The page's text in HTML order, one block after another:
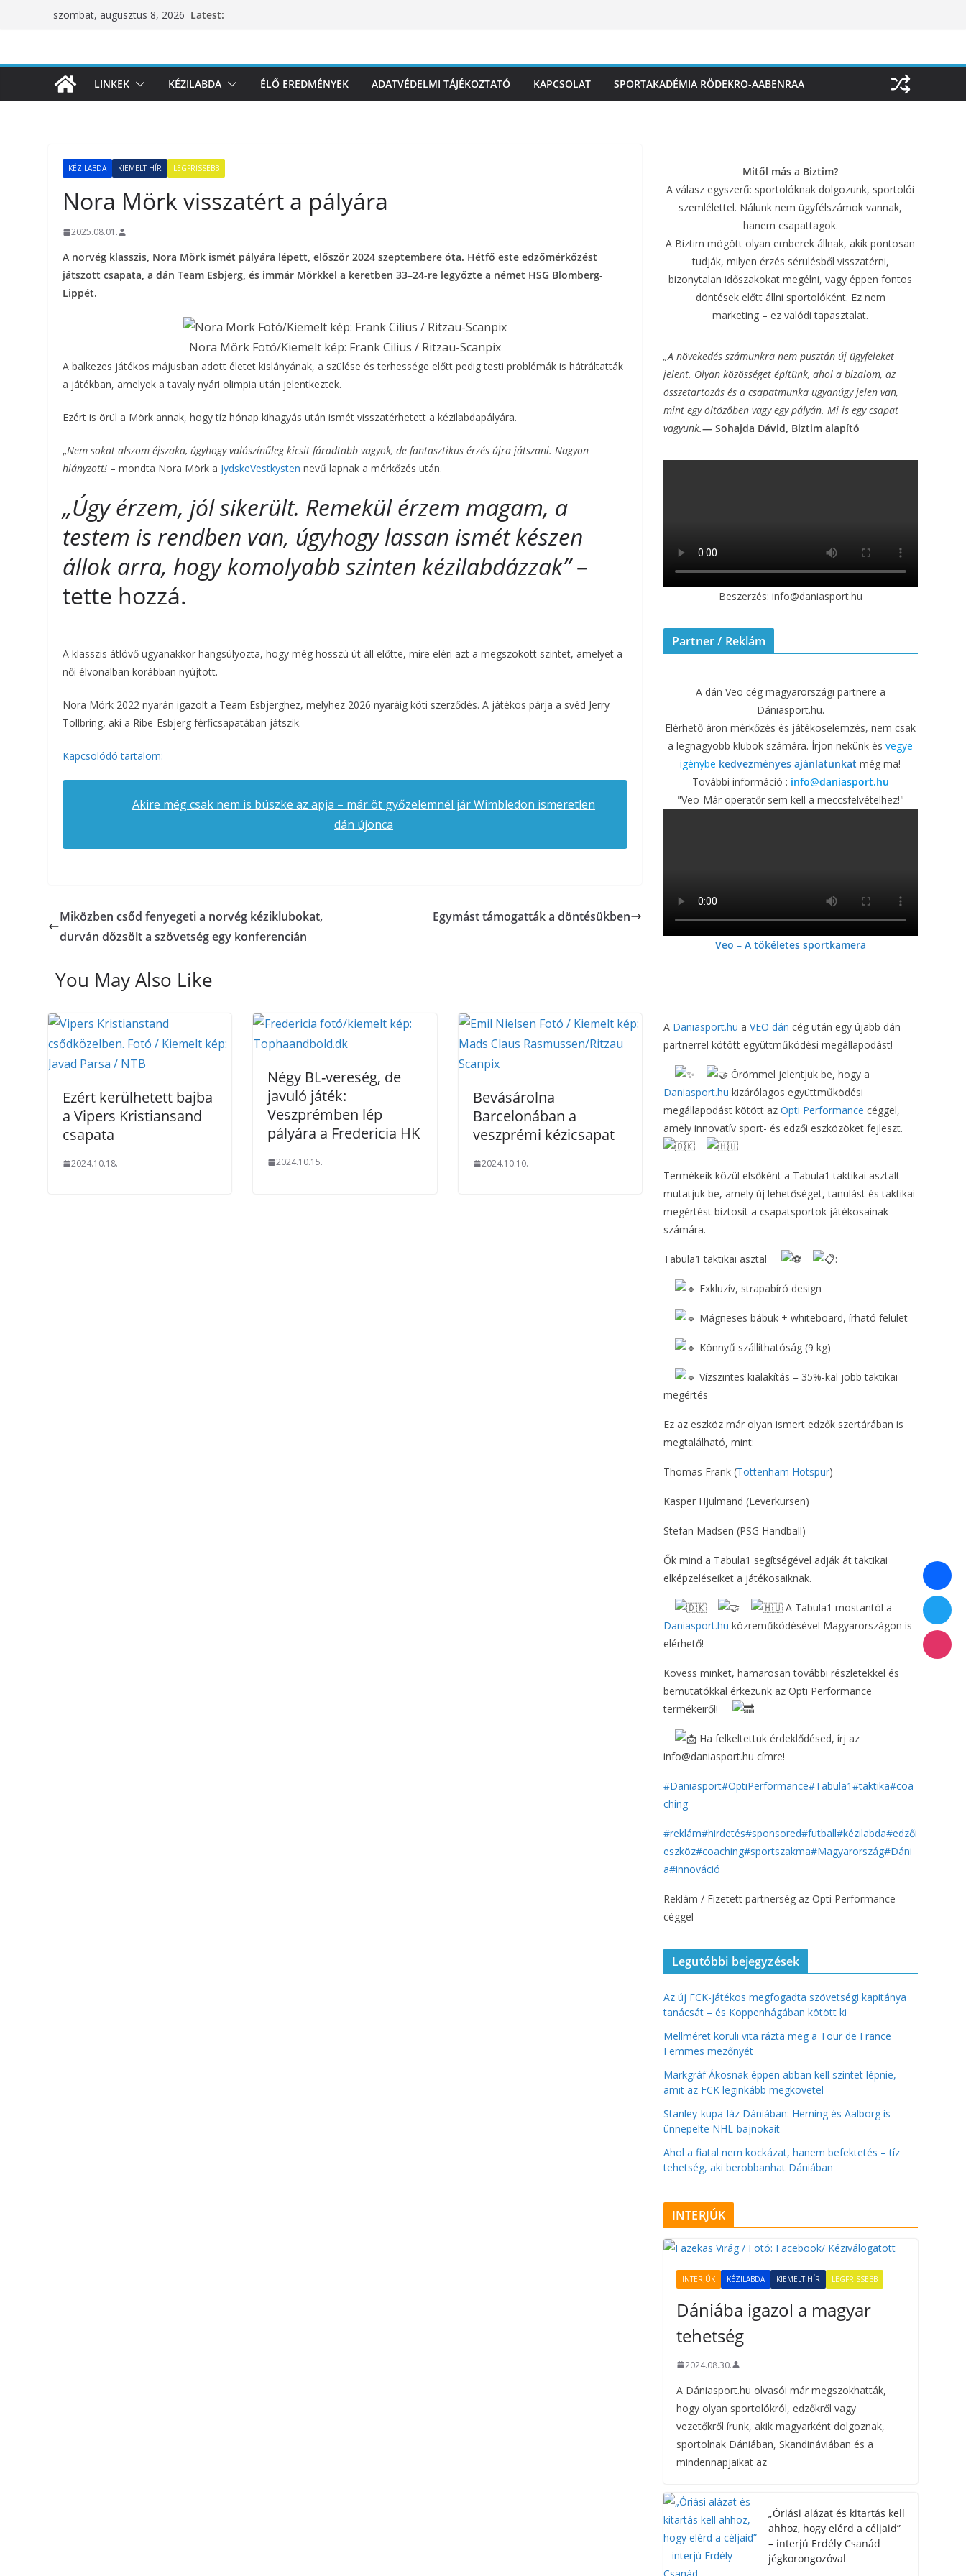
szombat, augusztus 8, 2026 Latest:
LINKEK KÉZILABDA ÉLŐ EREDMÉNYEK ADATVÉDELMI TÁJÉKOZTATÓ KAPCSOLAT SPORTAKADÉMIA RÖDEKRO-AABENRAA
KÉZILABDA KIEMELT HÍR LEGFRISSEBB
Nora Mörk visszatért a pályára
2025.08.01.
A norvég klasszis, Nora Mörk ismét pályára lépett, először 2024 szeptembere óta. Hétfő este edzőmérkőzést
játszott csapata, a dán Team Esbjerg, és immár Mörkkel a keretben 33–24-re legyőzte a német HSG Blomberg-
Lippét.
Nora Mörk Fotó/Kiemelt kép: Frank Cilius / Ritzau-Scanpix
A balkezes játékos májusban adott életet kislányának, a szülése és terhessége előtt pedig testi problémák is hátráltatták
a játékban, amelyek a tavaly nyári olimpia után jelentkeztek.
Ezért is örül a Mörk annak, hogy tíz hónap kihagyás után ismét visszatérhetett a kézilabdapályára.
„Nem sokat alszom éjszaka, úgyhogy valószínűleg kicsit fáradtabb vagyok, de fantasztikus érzés újra játszani. Nagyon
hiányzott! – mondta Nora Mörk a JydskeVestkysten nevű lapnak a mérkőzés után.
„Úgy érzem, jól sikerült. Remekül érzem magam, a
testem is rendben van, úgyhogy lassan ismét készen
állok arra, hogy komolyabb szinten kézilabdázzak”–
tette hozzá.
A klasszis átlövő ugyanakkor hangsúlyozta, hogy még hosszú út áll előtte, mire eléri azt a megszokott szintet, amelyet a
női élvonalban korábban nyújtott.
Nora Mörk 2022 nyarán igazolt a Team Esbjerghez, melyhez 2026 nyaráig köti szerződés. A játékos párja a svéd Jerry
Tollbring, aki a Ribe-Esbjerg férficsapatában játszik.
Kapcsolódó tartalom:
Akire még csak nem is büszke az apja – már öt győzelemnél jár Wimbledon ismeretlen
dán újonca
Miközben csőd fenyegeti a norvég kéziklubokat,
durván dőzsölt a szövetség egy konferencián
Egymást támogatták a döntésükben
You May Also Like
Ezért kerülhetett bajba
a Vipers Kristiansand
csapata
2024.10.18.
Négy BL-vereség, de
javuló játék:
Veszprémben lép
pályára a Fredericia HK
2024.10.15.
Bevásárolna
Barcelonában a
veszprémi kézicsapat
2024.10.10.
Mitől más a Biztim?
A válasz egyszerű: sportolóknak dolgozunk, sportolói
szemlélettel. Nálunk nem ügyfélszámok vannak,
hanem csapattagok.
A Biztim mögött olyan emberek állnak, akik pontosan
tudják, milyen érzés sérülésből visszatérni,
bizonytalan időszakokat megélni, vagy éppen fontos
döntések előtt állni sportolóként. Ez nem
marketing – ez valódi tapasztalat.
„A növekedés számunkra nem pusztán új ügyfeleket
jelent. Olyan közösséget építünk, ahol a bizalom, az
összetartozás és a csapatmunka ugyanúgy jelen van,
mint egy öltözőben vagy egy pályán. Mi is egy csapat
vagyunk.— Sohajda Dávid, Biztim alapító
Beszerzés: info@daniasport.hu
Partner / Reklám
A dán Veo cég magyarországi partnere a
Dániasport.hu.
Elérhető áron mérkőzés és játékoselemzés, nem csak
a legnagyobb klubok számára. Írjon nekünk ésvegye
igénybe kedvezményes ajánlatunkat még ma!
További információ : info@daniasport.hu
"Veo-Már operatőr sem kell a meccsfelvételhez!"
Veo – A tökéletes sportkamera
A Daniasport.hu a VEO dán cég után egy újabb dán
partnerrel kötött együttműködési megállapodást!
Örömmel jelentjük be, hogy a
Daniasport.hu kizárólagos együttműködési
megállapodást kötött az Opti Performance céggel,
amely innovatív sport- és edzői eszközöket fejleszt.
Termékeik közül elsőként a Tabula1 taktikai asztalt
mutatjuk be, amely új lehetőséget, tanulást és taktikai
megértést biztosít a csapatsportok játékosainak
számára.
Tabula1 taktikai asztal :
Exkluzív, strapabíró design
Mágneses bábuk + whiteboard, írható felület
Könnyű szállíthatóság (9 kg)
Vízszintes kialakítás = 35%-kal jobb taktikai
megértés
Ez az eszköz már olyan ismert edzők szertárában is
megtalálható, mint:
Thomas Frank (Tottenham Hotspur)
Kasper Hjulmand (Leverkursen)
Stefan Madsen (PSG Handball)
Ők mind a Tabula1 segítségével adják át taktikai
elképzeléseiket a játékosaiknak.
A Tabula1 mostantól a
Daniasport.hu közreműködésével Magyarországon is
elérhető!
Kövess minket, hamarosan további részletekkel és
bemutatókkal érkezünk az Opti Performance
termékeiről!
Ha felkeltettük érdeklődésed, írj az
info@daniasport.hu címre!
#Daniasport#OptiPerformance#Tabula1#taktika#coa
ching
#reklám#hirdetés#sponsored#futball#kézilabda#edzői
eszköz#coaching#sportszakma#Magyarország#Dáni
a#innováció
Reklám / Fizetett partnerség az Opti Performance
céggel
Legutóbbi bejegyzések
Az új FCK-játékos megfogadta szövetségi kapitánya
tanácsát – és Koppenhágában kötött ki
Mellméret körüli vita rázta meg a Tour de France
Femmes mezőnyét
Markgráf Ákosnak éppen abban kell szintet lépnie,
amit az FCK leginkább megkövetel
Stanley-kupa-láz Dániában: Herning és Aalborg is
ünnepelte NHL-bajnokait
Ahol a fiatal nem kockázat, hanem befektetés – tíz
tehetség, aki berobbanhat Dániában
INTERJÚK
INTERJÚK KÉZILABDA KIEMELT HÍR LEGFRISSEBB
Dániába igazol a magyar
tehetség
2024.08.30.
A Dániasport.hu olvasói már megszokhatták,
hogy olyan sportolókról, edzőkről vagy
vezetőkről írunk, akik magyarként dolgoznak,
sportolnak Dániában, Skandináviában és a
mindennapjaikat az
„Óriási alázat és kitartás kell
ahhoz, hogy elérd a céljaid”
– interjú Erdély Csanád
jégkorongozóval